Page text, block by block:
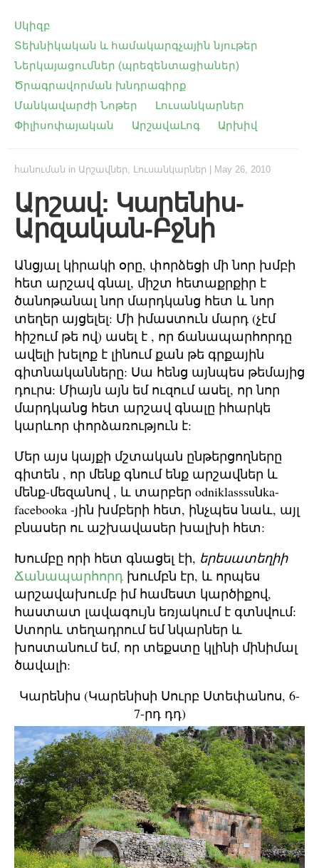
Սկիզբ
Տեխնիկական և համակարգչային նյութեր
Ներկայացումներ (պրեզենտացիաներ)
Ծրագրավորման խնդրագիրք
Մանկավարժի Նոթեր
Լուսանկարներ
Փիլիսոփայական
ԱրշավաԼոգ Արխիվ
հանուման in Արշավներ, Լուսանկարներ May 26, 2010
Արշավ: Կարենիս-
Արզական-Բջնի
Անցյալ կիրակի օրը, փորձեցի մի նոր խմբի
հետ արշավ գնալ, միշտ հետաքրքիր է
ծանոթանալ նոր մարդկանց հետ և նոր
տեղեր այցելել: Մի իմաստուն մարդ (չէմ
հիշում թե ով) ասել է , որ ճանապարհորդը
ավելի խելոք է լինում քան թե գրքային
գիտնականները: Սա հենց այնպես թեմայից
դուրս: Միայն այն եմ ուզում ասել, որ նոր
մարդկանց հետ արշավ գնալը իհարկե
կարևոր փորձառություն է:
Մեր այս կայքի մշտական ընթերցողները
գիտեն , որ մենք գնում ենք արշավներ և
մենք-մեզանով , և տարբեր odniklasssuնka-
facebooka -յին խմբերի հետ, ինչպես նաև, այլ
բնասեր ու աշխավասեր խալխի հետ:
Խումբը որի հետ գնացել էի, երեսատեղիի
Ճանապարհորդ խումբն էր, և որպես
արշավախումբ իմ համեստ կարծիքով,
հաստատ լավագույն եռյակում է գտնվում:
Ստորև տեղադրում եմ նկարներ և
խոստանում եմ, որ տեքստը կլինի մինիմալ
ծավալի:
Կարենիս (Կարենիսի Սուրբ Ստեփանոս, 6-
7-րդ դդ)